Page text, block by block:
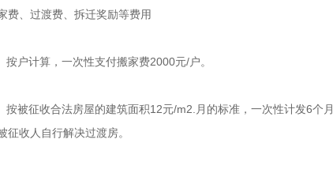
费、过渡费、拆迁奖励等费用
按户计算，一次性支付搬家费2000元/户。
按被征收合法房屋的建筑面积12元/m2.月的标准，一次性计发6
征收人自行解决过渡房。